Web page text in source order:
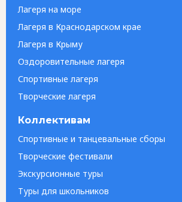
Лагеря на море
Лагеря в Краснодарском крае
Лагеря в Крыму
Оздоровительные лагеря
Спортивные лагеря
Творческие лагеря
Коллективам
Спортивные и танцевальные сборы
Творческие фестивали
Экскурсионные туры
Туры для школьников